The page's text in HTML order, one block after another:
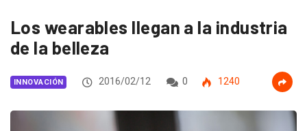
Los wearables llegan a la industria
de la belleza
INNOVACIÓN 2016/02/12 0 1240